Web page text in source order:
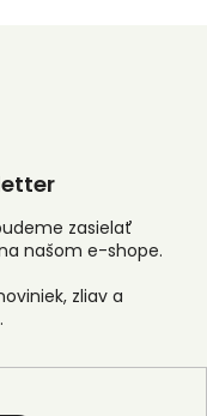
zasielať
našom e-shope.